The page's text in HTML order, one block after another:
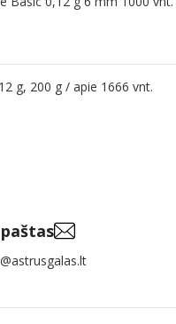
g, 200 g / apie 1666 vnt.
paštas